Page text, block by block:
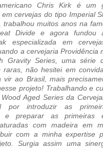
Chris Kirk é um
em cervejas do tipo Imperial
trabalhou muitos anos na
Divide e agora fundou
especializada em
a cervejaria Providência
Gravity Series, uma série
raras, não hesitei em
vir ao Brasil, mais
projeto! Trabalhando e
Aged Series da
por introduzir as
e preparar as primeiras
com madeira em
com a minha expertise
Surgia assim uma